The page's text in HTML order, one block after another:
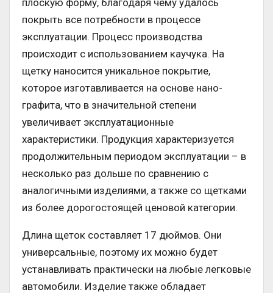
покрыть все потребности в процессе
эксплуатации. Процесс производства
происходит с использованием каучука. На
щетку наносится уникальное покрытие,
которое изготавливается на основе нано-
графита, что в значительной степени
увеличивает эксплуатационные
характеристики. Продукция характеризуется
продолжительным периодом эксплуатации – в
несколько раз дольше по сравнению с
аналогичными изделиями, а также со щетками
из более дорогостоящей ценовой категории.
Длина щеток составляет 17 дюймов. Они
универсальные, поэтому их можно будет
устанавливать практически на любые легковые
автомобили. Изделие также обладает